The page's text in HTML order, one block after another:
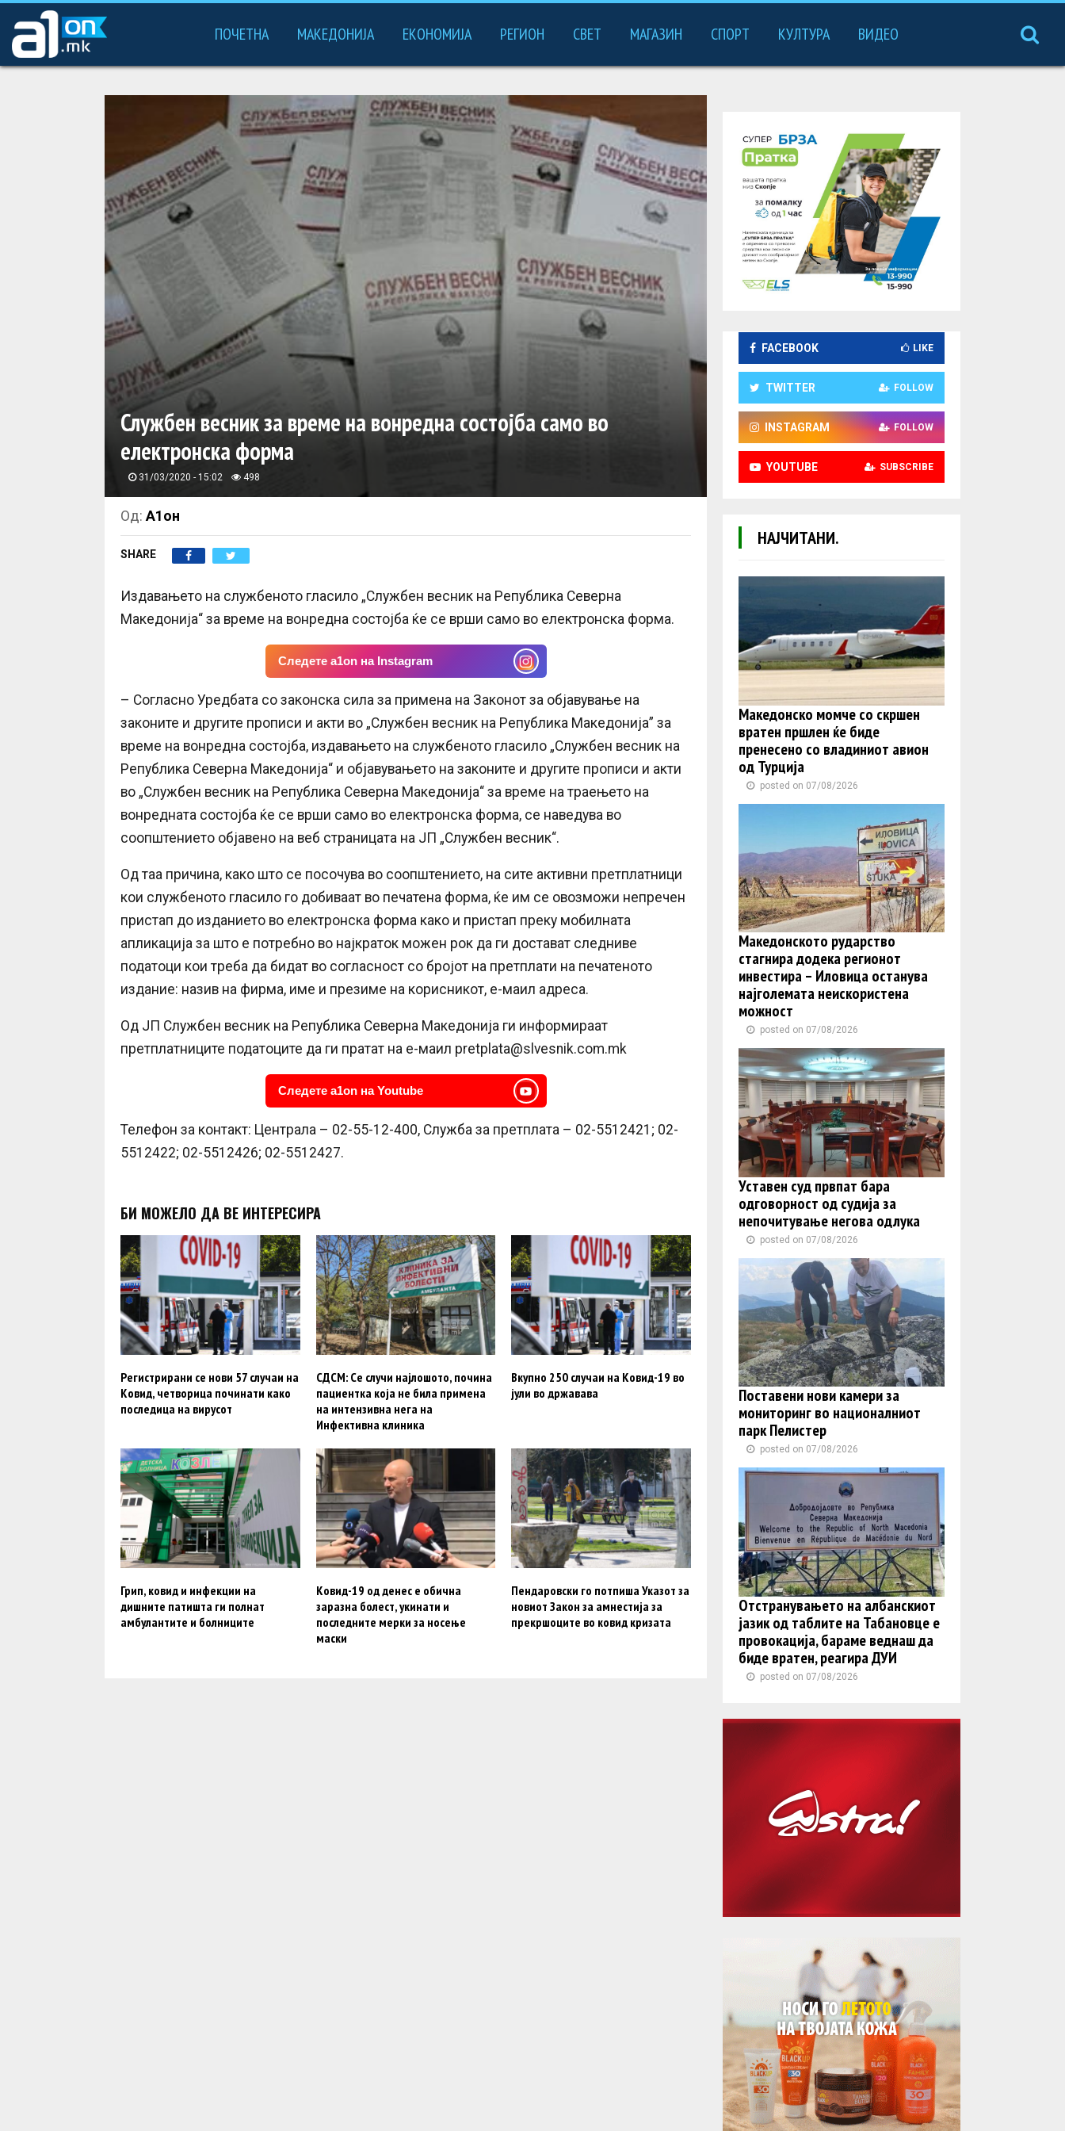
ПОЧЕТНА МАКЕДОНИЈА ЕКОНОМИЈА РЕГИОН СВЕТ МАГАЗИН СПОРТ КУЛТУРА ВИДЕО
Службен весник за време на вонредна состојба само во
електронска форма
31/03/2020 - 15:02 498
Од: А1он
SHARE
Издавањето на службеното гласило „Службен весник на Република Северна
Македонија“ за време на вонредна состојба ќе се врши само во електронска форма.
Следете a1on на Instagram
– Согласно Уредбата со законска сила за примена на Законот за објавување на
законите и другите прописи и акти во „Службен весник на Република Македонија” за
време на вонредна состојба, издавањето на службеното гласило „Службен весник на
Република Северна Македонија“ и објавувањето на законите и другите прописи и акти
во „Службен весник на Република Северна Македонија“ за време на траењето на
вонредната состојба ќе се врши само во електронска форма, се наведува во
соопштението објавено на веб страницата на ЈП „Службен весник“.
Од таа причина, како што се посочува во соопштението, на сите активни претплатници
кои службеното гласило го добиваат во печатена форма, ќе им се овозможи непречен
пристап до изданието во електронска форма како и пристап преку мобилната
апликација за што е потребно во најкраток можен рок да ги достават следниве
податоци кои треба да бидат во согласност со бројот на претплати на печатеното
издание: назив на фирма, име и презиме на корисникот, е-маил адреса.
Од ЈП Службен весник на Република Северна Македонија ги информираат
претплатниците податоците да ги пратат на е-маил pretplata@slvesnik.com.mk
Следете a1on на Youtube
Телефон за контакт: Централа – 02-55-12-400, Служба за претплата – 02-5512421; 02-
5512422; 02-5512426; 02-5512427.
БИ МОЖЕЛО ДА ВЕ ИНТЕРЕСИРА
Регистрирани се нови 57 случаи на
Ковид, четворица починати како
последица на вирусот
СДСМ: Се случи најлошото, почина
пациентка која не била примена
на интензивна нега на
Инфективна клиника
Вкупно 250 случаи на Ковид-19 во
јули во државава
Грип, ковид и инфекции на
дишните патишта ги полнат
амбулантите и болниците
Ковид-19 од денес е обична
заразна болест, укинати и
последните мерки за носење
маски
Пендаровски го потпиша Указот за
новиот Закон за амнестија за
прекршоците во ковид кризата
FACEBOOK LIKE
TWITTER FOLLOW
INSTAGRAM FOLLOW
YOUTUBE SUBSCRIBE
НАЈЧИТАНИ.
Македонско момче со скршен
вратен пршлен ќе биде
пренесено со владиниот авион
од Турција
posted on 07/08/2026
Македонското рударство
стагнира додека регионот
инвестира – Иловица останува
најголемата неискористена
можност
posted on 07/08/2026
Уставен суд првпат бара
одговорност од судија за
непочитување негова одлука
posted on 07/08/2026
Поставени нови камери за
мониторинг во националниот
парк Пелистер
posted on 07/08/2026
Отстранувањето на албанскиот
јазик од таблите на Табановце е
провокација, бараме веднаш да
биде вратен, реагира ДУИ
posted on 07/08/2026